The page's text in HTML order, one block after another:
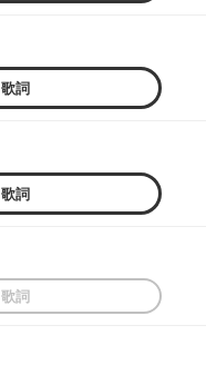
歌詞
歌詞
歌詞